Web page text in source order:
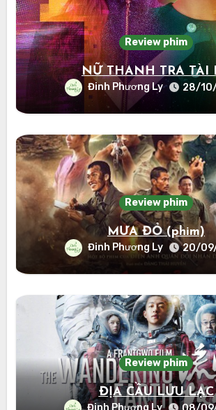
Review phim
NỮ THANH TRA TÀI
Đinh Phương Ly 28/
Review phim
MƯA ĐỎ (phim)
Đinh Phương Ly 20/
Review phim
ĐỊA CẦU LƯU LẠC